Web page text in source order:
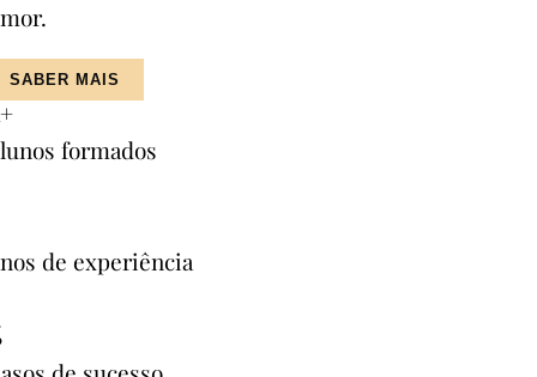
SABER MAIS
formados
de experiência